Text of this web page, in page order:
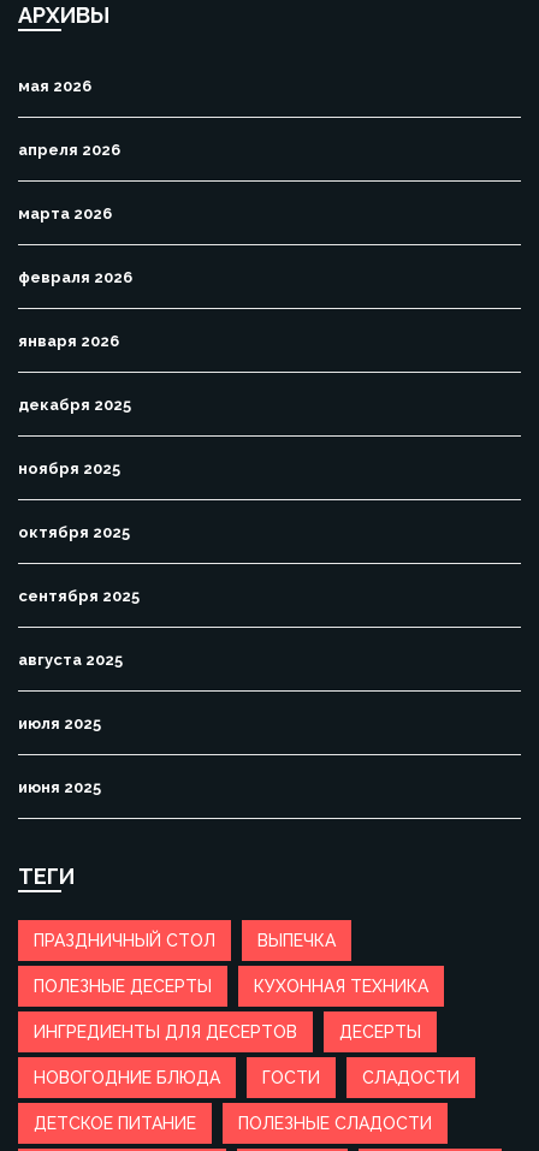
АРХИВЫ
мая 2026
апреля 2026
марта 2026
февраля 2026
января 2026
декабря 2025
ноября 2025
октября 2025
сентября 2025
августа 2025
июля 2025
июня 2025
ТЕГИ
ПРАЗДНИЧНЫЙ СТОЛ ВЫПЕЧКА
ПОЛЕЗНЫЕ ДЕСЕРТЫ КУХОННАЯ ТЕХНИКА
ИНГРЕДИЕНТЫ ДЛЯ ДЕСЕРТОВ ДЕСЕРТЫ
НОВОГОДНИЕ БЛЮДА ГОСТИ СЛАДОСТИ
ДЕТСКОЕ ПИТАНИЕ ПОЛЕЗНЫЕ СЛАДОСТИ